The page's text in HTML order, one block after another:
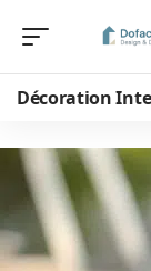
Décoration